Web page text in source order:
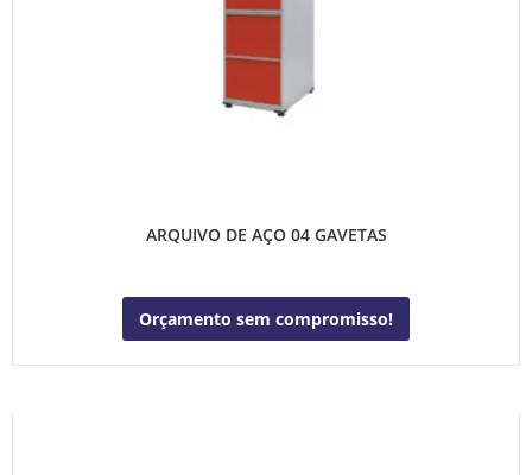
ARQUIVO DE AÇO 04 GAVETAS
Orçamento sem compromisso!